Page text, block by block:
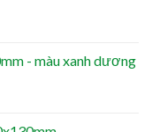
- màu xanh dương